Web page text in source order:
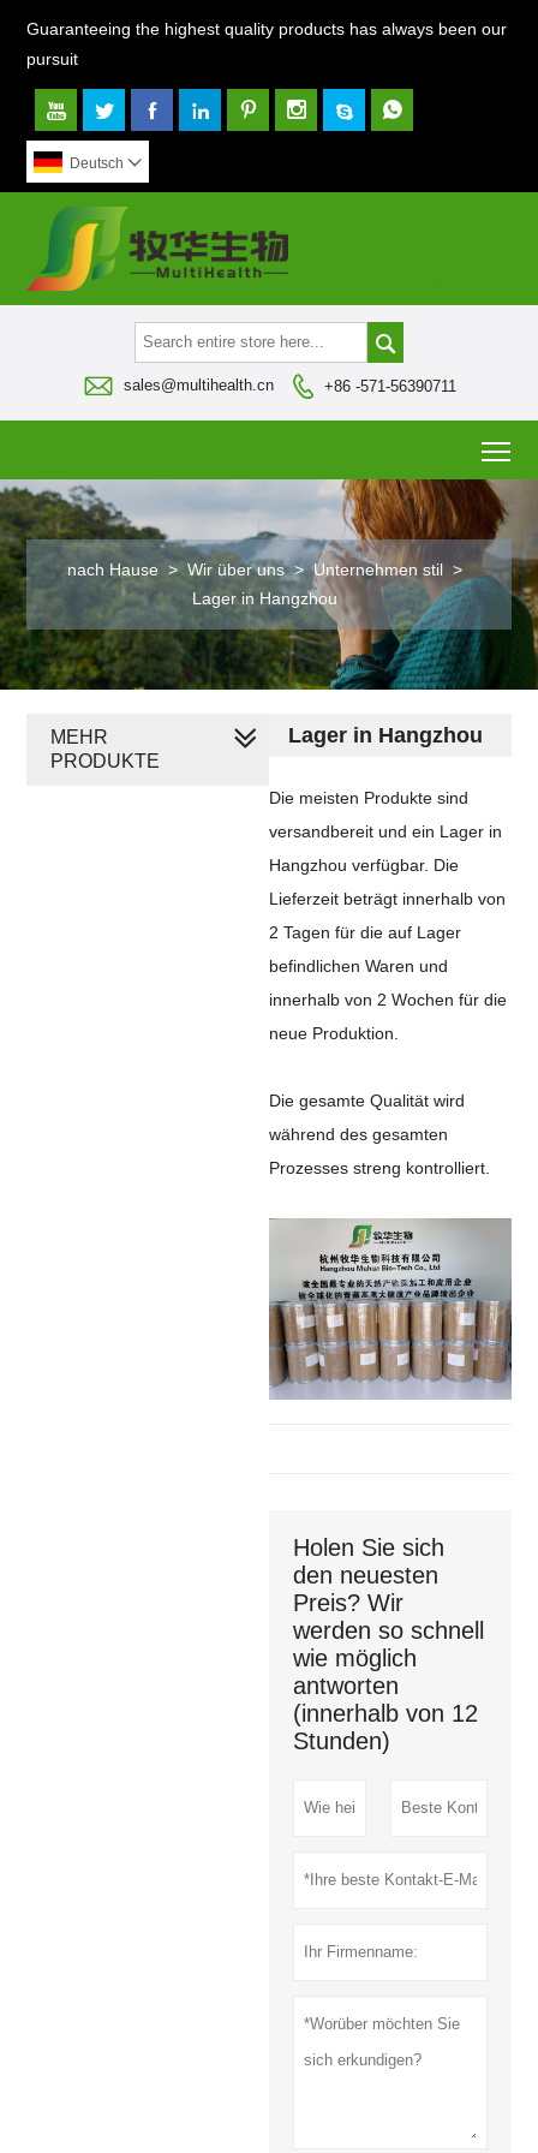
Guaranteeing the highest quality products has always been our
pursuit
       
Deutsch 

 sales@multihealth.cn  +86 -571-56390711
nach Hause > Wir über uns > Unternehmen stil >
Lager in Hangzhou
Lager in Hangzhou
Die meisten Produkte sind
versandbereit und ein Lager in
Hangzhou verfügbar. Die
Lieferzeit beträgt innerhalb von
2 Tagen für die auf Lager
befindlichen Waren und
innerhalb von 2 Wochen für die
neue Produktion.
Die gesamte Qualität wird
während des gesamten
Prozesses streng kontrolliert.
Holen Sie sich
den neuesten
Preis? Wir
werden so schnell
wie möglich
antworten
(innerhalb von 12
Stunden)
MEHR
PRODUKTE